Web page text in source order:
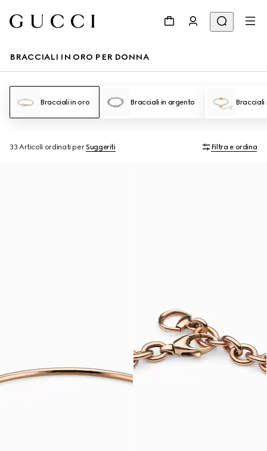
BRACCIALI IN ORO PER DONNA
Bracciali in oro Bracciali in argento Bracciali
33 Articoli ordinati perSuggeriti Filtra e ordina